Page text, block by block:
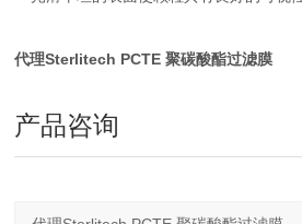
代理Sterlitech PCTE 聚碳酸酯过滤膜
产品咨询